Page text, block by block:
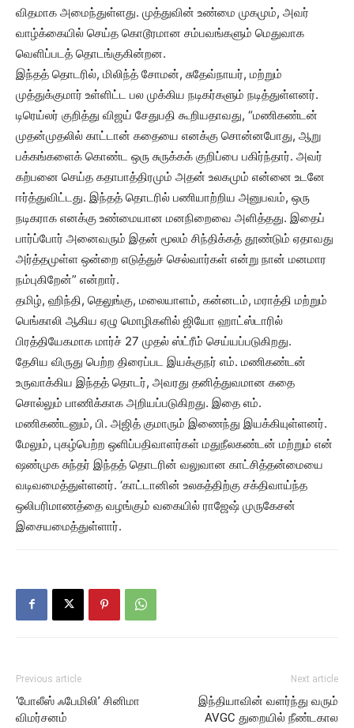
விதமாக அமைந்துள்ளது. முத்துவின் உண்மை முகமும், அவர்
வாழ்க்கையில் செய்த கொடூரமான சம்பவங்களும் மெதுவாக
வெளிப்படத் தொடங்குகின்றன.
இந்தத் தொடரில், மிலிந்த் சோமன், சுதேவ்நாயர், மற்றும்
முத்துக்குமார் உள்ளிட்ட பல முக்கிய நடிகர்களும் நடித்துள்ளனர்.
டிரெய்லர் குறித்து விஜய் சேதுபதி கூறியதாவது, “மணிகண்டன்
முதன்முதலில் காட்டான் கதையை எனக்கு சொன்னபோது, ஆறு
பக்கங்களைக் கொண்ட ஒரு சுருக்கக் குறிப்பை பகிர்ந்தார். அவர்
கற்பனை செய்த கதாபாத்திரமும் அதன் உலகமும் என்னை உடனே
ஈர்த்துவிட்டது. இந்தத் தொடரில் பணியாற்றிய அனுபவம், ஒரு
நடிகராக எனக்கு உண்மையான மனநிறைவை அளித்தது. இதைப்
பார்ப்போர் அனைவரும் இதன் மூலம் சிந்திக்கத் தூண்டும் ஏதாவது
அர்த்தமுள்ள ஒன்றை எடுத்துச் செல்வார்கள் என்று நான் மனமார
நம்புகிறேன்” என்றார்.
தமிழ், ஹிந்தி, தெலுங்கு, மலையாளம், கன்னடம், மராத்தி மற்றும்
பெங்காலி ஆகிய ஏழு மொழிகளில் ஜியோ ஹாட்ஸ்டாரில்
பிரத்தியேகமாக மார்ச் 27 முதல் ஸ்ட்ரீம் செய்யப்படுகிறது.
தேசிய விருது பெற்ற திரைப்பட இயக்குநர் எம். மணிகண்டன்
உருவாக்கிய இந்தத் தொடர், அவரது தனித்துவமான கதை
சொல்லும் பாணிக்காக அறியப்படுகிறது. இதை எம்.
மணிகண்டனும், பி. அஜித் குமாரும் இணைந்து இயக்கியுள்ளனர்.
மேலும், புகழ்பெற்ற ஒளிப்பதிவாளர்கள் மதுநீலகண்டன் மற்றும் என்
ஷண்முக சுந்தர் இந்தத் தொடரின் வலுவான காட்சித்தன்மையை
வடிவமைத்துள்ளனர். ‘காட்டானின் உலகத்திற்கு சக்திவாய்ந்த
ஒலிபரிமாணத்தை வழங்கும் வகையில் ராஜேஷ் முருகேசன்
இசையமைத்துள்ளார்.
Previous article
‘போலீஸ் ஃபேமிலி’ சினிமா
விமர்சனம்
Next article
இந்தியாவின் வளர்ந்து வரும்
AVGC துறையில் நீண்டகால